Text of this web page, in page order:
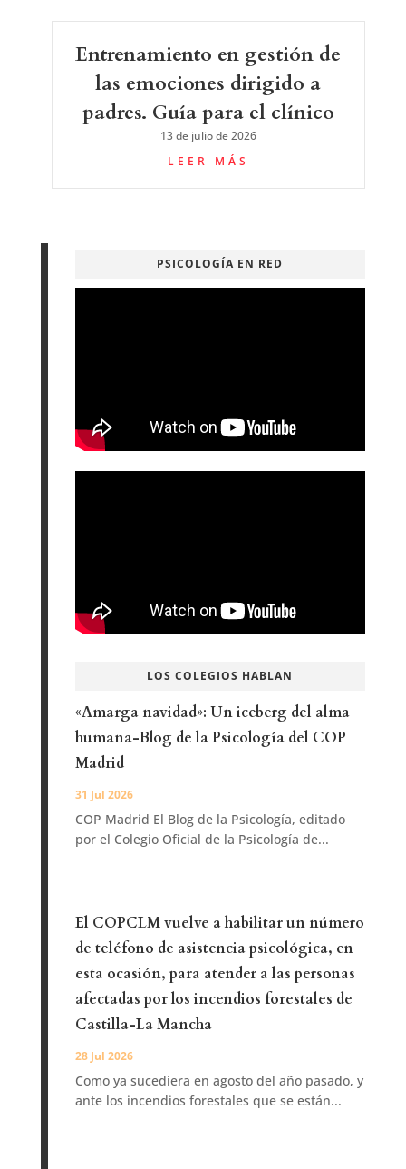
Entrenamiento en gestión de
las emociones dirigido a
padres. Guía para el clínico
13 de julio de 2026
LEER MÁS
PSICOLOGÍA EN RED
LOS COLEGIOS HABLAN
«Amarga navidad»: Un iceberg del alma
humana-Blog de la Psicología del COP
Madrid
31 Jul 2026
COP Madrid El Blog de la Psicología, editado
por el Colegio Oficial de la Psicología de...
El COPCLM vuelve a habilitar un número
de teléfono de asistencia psicológica, en
esta ocasión, para atender a las personas
afectadas por los incendios forestales de
Castilla-La Mancha
28 Jul 2026
Como ya sucediera en agosto del año pasado, y
ante los incendios forestales que se están...